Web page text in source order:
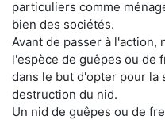
particuliers comme
bien des sociétés.
Avant de passer à l'action,
l'espèce de guêpes ou de
dans le but d'opter pour la
destruction du nid.
Un nid de guêpes ou de